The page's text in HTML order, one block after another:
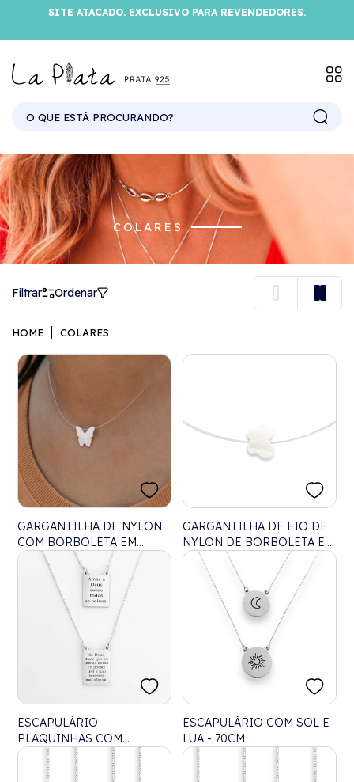
SITE ATACADO. EXCLUSIVO PARA REVENDEDORES.
COLARES
Filtrar Ordenar
HOME COLARES
GARGANTILHA DE NYLON
COM BORBOLETA EM
PRATA- 40CM
GARGANTILHA DE FIO DE
NYLON DE BORBOLETA EM
MADREPÉROLA - 40CM
ESCAPULÁRIO
PLAQUINHAS COM
VERSÍCULO BÍBLICO EM
LASER - 70CM
ESCAPULÁRIO COM SOL E
LUA - 70CM